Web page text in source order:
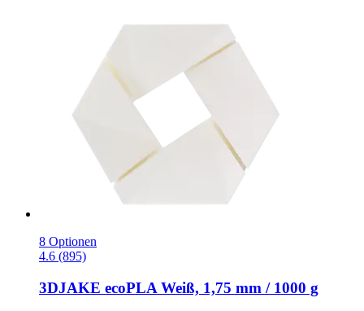
8 Optionen
4.6 (895)
3DJAKE ecoPLA Weiß, 1,75 mm / 1000 g